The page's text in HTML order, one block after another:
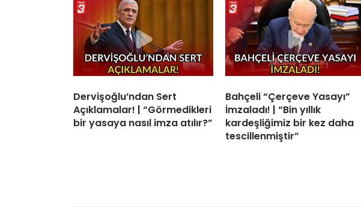
Dervişoğlu’ndan Sert
Açıklamalar! | “Görmedikleri
bir yasaya nasıl imza atılır?”
Bahçeli “Çerçeve Yasayı”
İmzaladı! | “Bin yıllık
kardeşliğimiz bir kez daha
tescillenmiştir”